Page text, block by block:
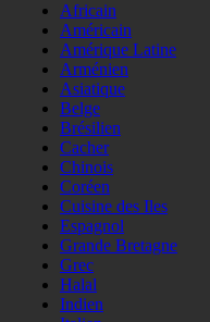
Africain
Américain
Amérique Latine
Arménien
Asiatique
Belge
Brésilien
Cacher
Chinois
Coréen
Cuisine des Iles
Espagnol
Grande Bretagne
Grec
Halal
Indien